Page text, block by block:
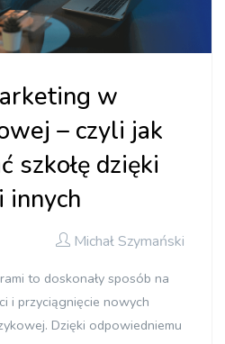
w
– czyli jak
szkołę dzięki
innych
Michał Szymański
to doskonały sposób na
i przyciągnięcie nowych
Dzięki odpowiedniemu